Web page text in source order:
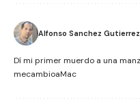
Alfonso Sanchez Gutierrez
Dí mi primer muerdo a una
mecambioaMac